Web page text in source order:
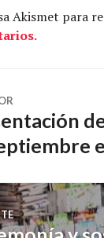
Akismet para